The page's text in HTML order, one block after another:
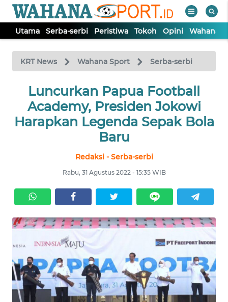
Utama Serba-serbi Peristiwa Tokoh Opini Wahana
KRT News Wahana Sport Serba-serbi
Luncurkan Papua Football
Academy, Presiden Jokowi
Harapkan Legenda Sepak Bola
Baru
Redaksi - Serba-serbi
Rabu, 31 Agustus 2022 - 15:35 WIB
TV
Tutup
UTAMA
SERBA-
SERBI
TOKOH
OPINI
WAHANA
INFRASTRUKTUR
WAHANA
TANI